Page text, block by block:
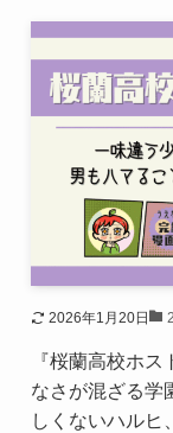
2026年1月20日
『桜蘭高校ホ
なさが混ざる学
しくないハルヒ